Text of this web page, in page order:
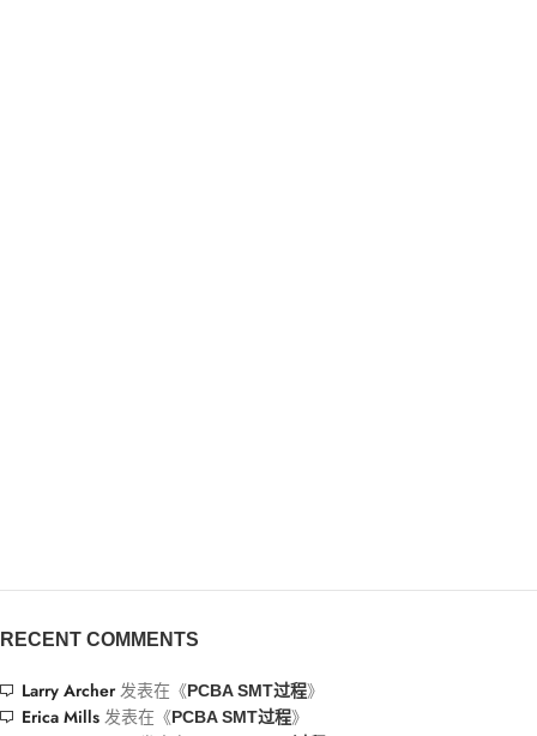
RECENT COMMENTS
Larry Archer发表在《PCBA SMT过程》
Erica Mills 发表在《PCBA SMT过程》